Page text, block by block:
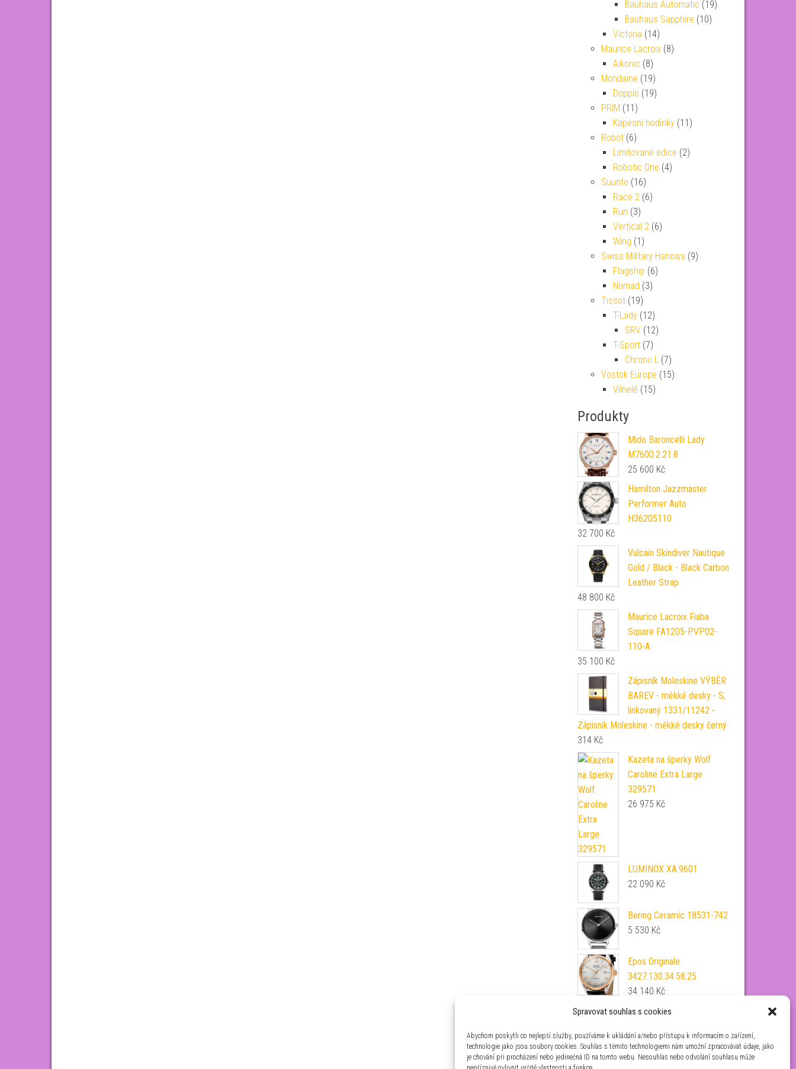
Spravovat souhlas s cookies
Abychom poskytli co nejlepší služby, používáme k ukládání a/nebo přístupu k informacím o zařízení,
technologie jako jsou soubory cookies. Souhlas s těmito technologiemi nám umožní zpracovávat údaje, jako
je chování při procházení nebo jedinečná ID na tomto webu. Nesouhlas nebo odvolání souhlasu může
Bauhaus Automatic (19)
Bauhaus Sapphire (10)
Victoria (14)
Maurice Lacroix (8)
Aikonic (8)
Mondaine (19)
Doppio (19)
PRIM (11)
Kapesní hodinky (11)
Robot (6)
Limitované edice (2)
Robotic One (4)
Suunto (16)
Race 2 (6)
Run (3)
Vertical 2 (6)
Wing (1)
Swiss Military Hanowa (9)
Flagship (6)
Nomad (3)
Tissot (19)
T-Lady (12)
SRV (12)
T-Sport (7)
Chrono L (7)
Vostok Europe (15)
Vilnelé (15)
Produkty
Mido Baroncelli Lady
M7600.2.21.8
25 600 Kč
Hamilton Jazzmaster
Performer Auto
H36205110
32 700 Kč
Vulcain Skindiver Nautique
Gold / Black - Black Carbon
Leather Strap
48 800 Kč
Maurice Lacroix Fiaba
Square FA1205-PVP02-
110-A
35 100 Kč
Zápisník Moleskine VÝBĚR
BAREV - měkké desky - S,
linkovaný 1331/11242 -
Zápisník Moleskine - měkké desky černý
314 Kč
Kazeta na šperky Wolf
Caroline Extra Large
329571
26 975 Kč
LUMINOX XA.9601
22 090 Kč
Bering Ceramic 18531-742
5 530 Kč
Epos Originale
3427.130.34.58.25
34 140 Kč
Festina Mademoiselle
3 390Kč